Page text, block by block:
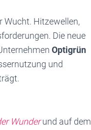
Wucht. Hitzewellen,
Die neue
Optigrün
und
Wunderund auf dem